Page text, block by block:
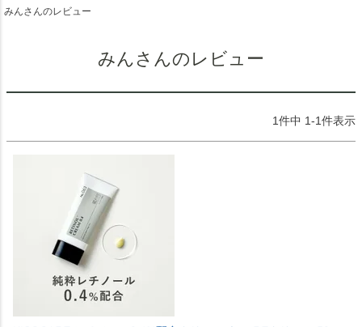
みんさんのレビュー
みんさんのレビュー
1件中 1-1件表示